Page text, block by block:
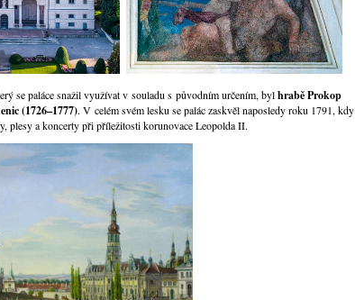
se paláce snažil využívat v souladu s původním určením, bylhrabě Prokop
(1726–1777). V celém svém lesku se palác zaskvěl naposledy roku 1791, kdy
plesy a koncerty při příležitosti korunovace Leopolda II.